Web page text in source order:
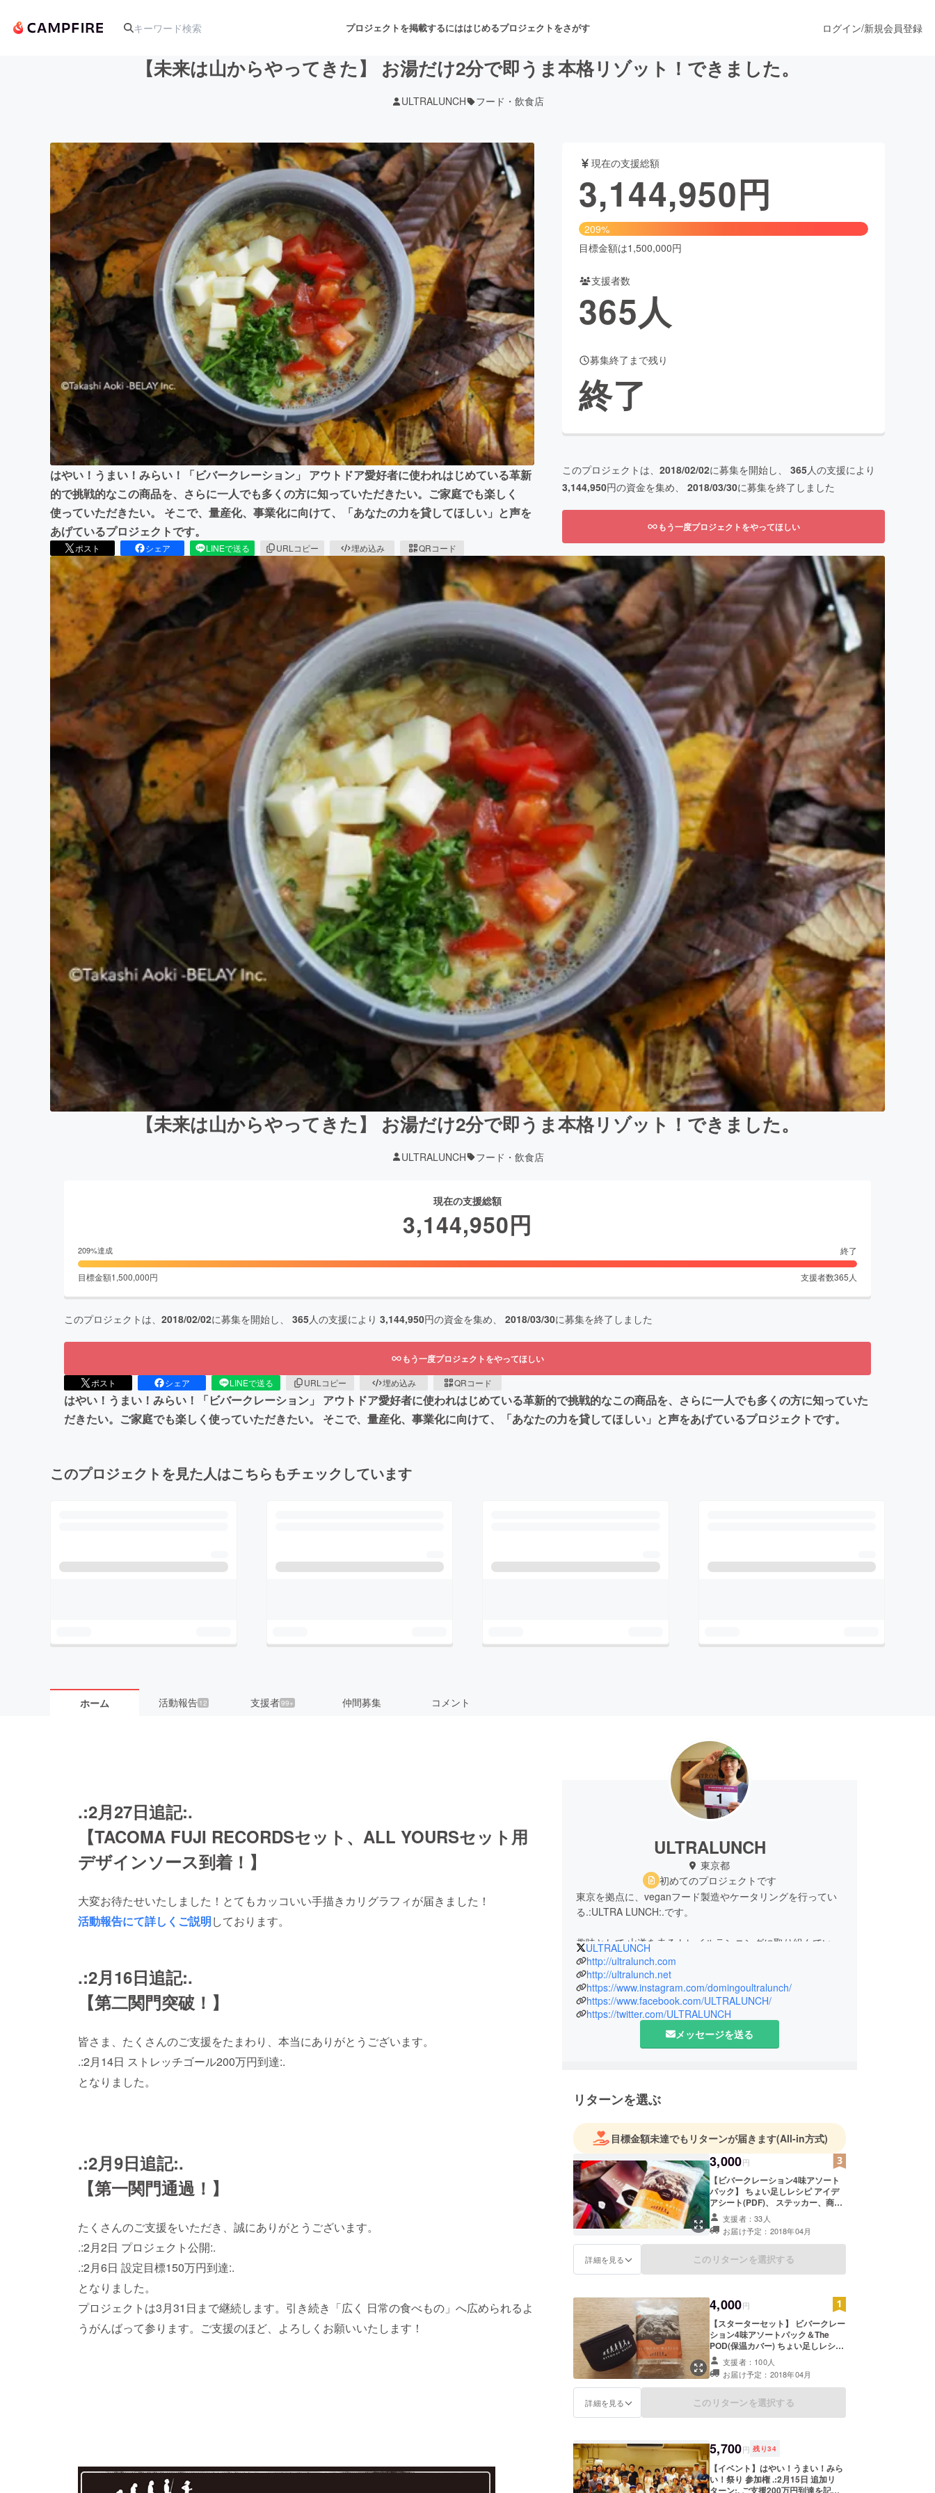
プロジェクトを掲載するにははじめるプロジェクトをさがす
アート・写真 音楽 舞台・パフォーマンス
テクノロジー・ガジェット ゲーム・サービス開発 フード・飲食店 ファッション
映像・映画 書籍・雑誌出版 アニメ・漫画
ビジネス・起業 チャレンジ ビューティー・ヘルスケア
まちづくり・地域活性化
CAMPFIRE for Social GoodCAMPFIRE Creation
CAMPFIREふるさと納税machi-yaコミュニティ
ログイン/新規会員登録
【未来は山からやってきた】 お湯だけ2分で即うま本格リゾット！できました。
ULTRALUNCH フード・飲食店
はやい！うまい！みらい！「ビバークレーション」 アウトドア愛好者に使われはじめている革新
的で挑戦的なこの商品を、さらに一人でも多くの方に知っていただきたい。ご家庭でも楽しく
使っていただきたい。 そこで、量産化、事業化に向けて、「あなたの力を貸してほしい」と声を
あげているプロジェクトです。
ポスト シェア LINEで送る URLコピー 埋め込み QRコード
現在の支援総額
3,144,950円
209%
目標金額は1,500,000円
支援者数
365人
募集終了まで残り
終了
このプロジェクトは、 2018/02/02に募集を開始し、 365人の支援により
3,144,950円の資金を集め、 2018/03/30に募集を終了しました
もう一度プロジェクトをやってほしい
【未来は山からやってきた】 お湯だけ2分で即うま本格リゾット！できました。
ULTRALUNCH フード・飲食店
現在の支援総額
3,144,950円
209%達成 終了
目標金額1,500,000円 支援者数365 人
このプロジェクトは、 2018/02/02に募集を開始し、 365人の支援により 3,144,950円の資金を集め、 2018/03/30に募集を終了しました
もう一度プロジェクトをやってほしい
ポスト シェア LINEで送る URLコピー 埋め込み QRコード
はやい！うまい！みらい！「ビバークレーション」 アウトドア愛好者に使われはじめている革新的で挑戦的なこの商品を、さらに一人でも多くの方に知っていた
だきたい。ご家庭でも楽しく使っていただきたい。 そこで、量産化、事業化に向けて、「あなたの力を貸してほしい」と声をあげているプロジェクトです。
このプロジェクトを見た人はこちらもチェックしています
ホーム 活動報告 12 支援者99+ 仲間募集 コメント
.:2月27日追記:.
【TACOMA FUJI RECORDSセット、ALL YOURSセット用
デザインソース到着！】
大変お待たせいたしました！とてもカッコいい手描きカリグラフィが届きました！
活動報告にて詳しくご説明しております。
.:2月16日追記:.
【第二関門突破！】
皆さま、たくさんのご支援をたまわり、本当にありがとうございます。
.:2月14日 ストレッチゴール200万円到達:.
となりました。
.:2月9日追記:.
【第一関門通過！】
たくさんのご支援をいただき、誠にありがとうございます。
.:2月2日 プロジェクト公開:.
.:2月6日 設定目標150万円到達:.
となりました。
プロジェクトは3月31日まで継続します。引き続き「広く 日常の食べもの」へ広められるよ
うがんばって参ります。ご支援のほど、よろしくお願いいたします！
ULTRALUNCH
東京都
初めてのプロジェクトです
東京を拠点に、veganフード製造やケータリングを行ってい
る.:ULTRA LUNCH:.です。
趣味として 山道を走るトレイルランニングに取り組んでいま
す。速いではなく、強い。強いからこそ優しい。
ULTRA LUNCHは、そんな人びとに魅了され、コミュニティ
の一員となりたいとおもい設立した食品のインディーズブラ
ンドです。
美味しくて、力強い食べごたえがあって、お酒にもあって、
ULTRALUNCH
http://ultralunch.com
http://ultralunch.net
https://www.instagram.com/domingoultralunch/
https://www.facebook.com/ULTRALUNCH/
https://twitter.com/ULTRALUNCH
メッセージを送る
リターンを選ぶ
目標金額未達でもリターンが届きます(All-in方式)
3,000円
【ビバークレーション4味アソート
パック】 ちょい足しレシピ アイデ
アシート(PDF)、 ステッカー、商品
リーフレット 【全国送料、消費税
込】支援者：33人
お届け予定：2018年04月
詳細を見る このリターンを選択する
4,000円
【スターターセット】 ビバークレー
ション4味アソートパック＆The
POD(保温カバー) ちょい足しレシピ
アイデアシート(PDF)、 ステッ
カー、商品リーフレット 【全国送
料、消費税込】
支援者：100人
お届け予定：2018年04月
詳細を見る このリターンを選択する
5,700円 残り34
【イベント】はやい！うまい！みら
い！祭り 参加権 .:2月15日 追加リ
ターン:. ご支援200万円到達を記念